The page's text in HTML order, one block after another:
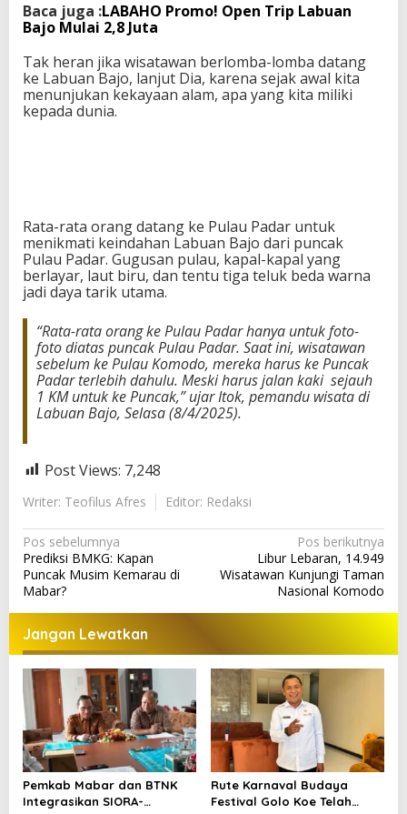
Baca juga :LABAHO Promo! Open Trip Labuan
Bajo Mulai 2,8 Juta
Tak heran jika wisatawan berlomba-lomba datang
ke Labuan Bajo, lanjut Dia, karena sejak awal kita
menunjukan kekayaan alam, apa yang kita miliki
kepada dunia.
Rata-rata orang datang ke Pulau Padar untuk
menikmati keindahan Labuan Bajo dari puncak
Pulau Padar. Gugusan pulau, kapal-kapal yang
berlayar, laut biru, dan tentu tiga teluk beda warna
jadi daya tarik utama.
“Rata-rata orang ke Pulau Padar hanya untuk foto-
foto diatas puncak Pulau Padar. Saat ini, wisatawan
sebelum ke Pulau Komodo, mereka harus ke Puncak
Padar terlebih dahulu. Meski harus jalan kaki sejauh
1 KM untuk ke Puncak,” ujar Itok, pemandu wisata di
Labuan Bajo, Selasa (8/4/2025).
Post Views: 7,248
Writer: Teofilus Afres Editor: Redaksi
N
a
v
i
g
a
s
i
p
o
s
Pos sebelumnya
Prediksi BMKG: Kapan
Puncak Musim Kemarau di
Mabar?
Pos berikutnya
Libur Lebaran, 14.949
Wisatawan Kunjungi Taman
Nasional Komodo
Jangan Lewatkan
Pemkab Mabar dan BTNK
Integrasikan SIORA-
Rute Karnaval Budaya
Festival Golo Koe Telah